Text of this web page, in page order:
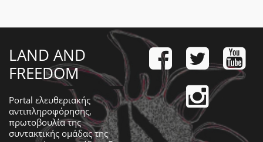
LAND AND
FREEDOM
Portal ελευθεριακής
αντιπληροφόρησης,
πρωτοβουλία της
συντακτικής ομάδας της